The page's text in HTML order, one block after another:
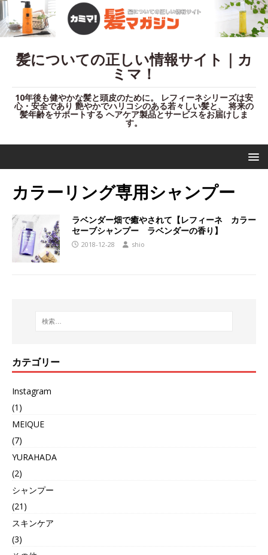
髪についての正しい情報サイト｜カ
ミマ！
10年後も健やかな髪と頭皮のために。 レフィーネシリーズは安
心・安全であり 艶やかでハリコシのある若々しい髪と、 将来の
髪年齢をサポートする ヘアケア製品とサービスをお届けしま
す。
カラーリング専用シャンプー
ラベンダー畑で癒やされて【レフィーネ カラー
セーブシャンプー ラベンダーの香り】
2018-12-28 shio
カテゴリー
Instagram
(1)
MEIQUE
(7)
YURAHADA
(2)
シャンプー
(21)
スキンケア
(3)